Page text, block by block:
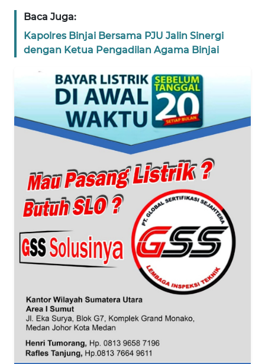
Baca Juga:
Kapolres Binjai Bersama PJU Jalin Sinergi
dengan Ketua Pengadilan Agama Binjai
JABAR
NTT
WN
PAPUA
WN
PAPUA
BARAT
WN
RIAU
WN
SERAMBI